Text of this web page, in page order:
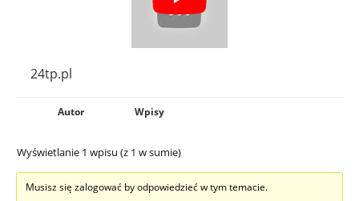
24tp.pl
Autor Wpisy
Wyświetlanie 1 wpisu (z 1 w sumie)
Musisz się zalogować by odpowiedzieć w tym temacie.